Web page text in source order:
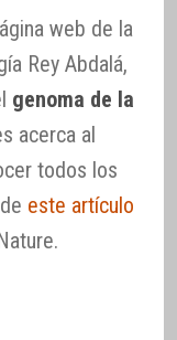
web de la
Rey Abdalá,
genoma de la
acerca al
todos los
este artículo